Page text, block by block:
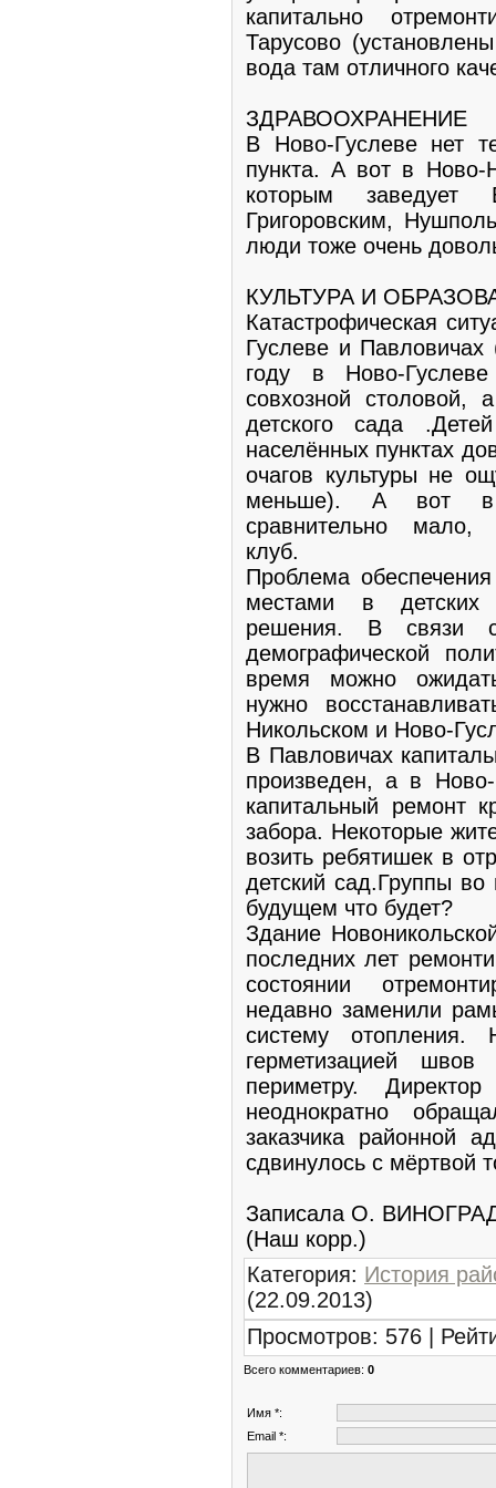
капитально
Тарусово
вода там отличного
ЗДРАВООХРАНЕНИЕ
В Ново-Гуслеве нет
пункта. А вот в
которым заведует
Григоровским,
люди тоже очень
КУЛЬТУРА И
Катастрофическая
Гуслеве и
году в Ново-
совхозной
детского сада
населённых пунктах
очагов культуры не
меньше). А вот в
сравнительно мало,
клуб.
Проблема
местами в детских
решения. В связи
демографической
время можно
нужно
Никольском и Ново-
В Павловичах
произведен, а в Ново-
капитальный ремонт
забора. Некоторые
возить ребятишек в
детский сад.Группы
будущем что будет?
Здание
последних лет
состоянии
недавно заменили
систему отопления.
герметизацией
периметру.
неоднократно
заказчика районной
сдвинулось с мёртвой
Записала О.
(Наш корр.)
Категория: История
(22.09.2013)
Просмотров: 576 |
Всего комментариев: 0
Имя *:
Email *: